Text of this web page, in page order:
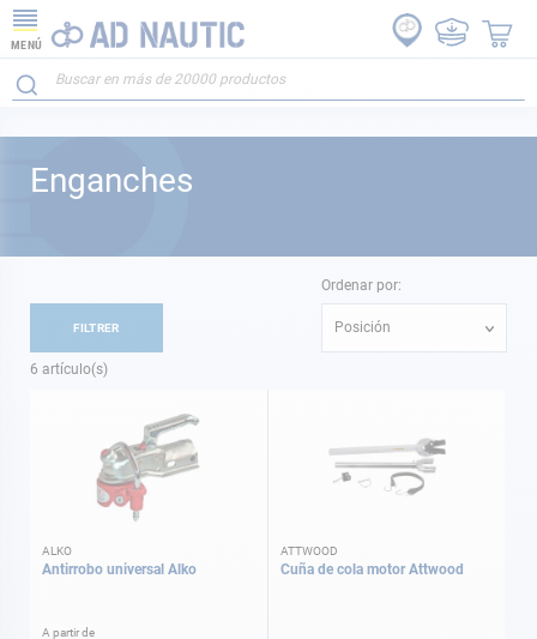
MENÚ
Enganches
6 artículo(s)
Ordenar por:
Posición
ALKO
Antirrobo universal Alko
A partir de
ATTWOOD
Cuña de cola motor Attwood
FILTRER